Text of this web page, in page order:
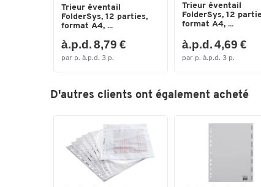
Trieur éventail
FolderSys, 12 parties,
format A4, ...
à.p.d. 8,79 €
par p. à.p.d. 3 p.
Trieur éventail
FolderSys, 12
format A4, ...
à.p.d. 4,69 €
par p. à.p.d. 3 p.
D'autres clients ont également acheté